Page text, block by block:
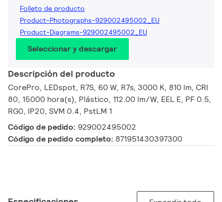
Folleto de producto
Product-Photographs-929002495002_EU
Product-Diagrams-929002495002_EU
Seleccionar y descargar
Descripción del producto
CorePro, LEDspot, R7S, 60 W, R7s, 3000 K, 810 lm, CRI
80, 15000 hora(s), Plástico, 112.00 lm/W, EEL E, PF 0.5,
RG0, IP20, SVM 0.4, PstLM 1
Código de pedido: 929002495002
Código de pedido completo: 871951430397300